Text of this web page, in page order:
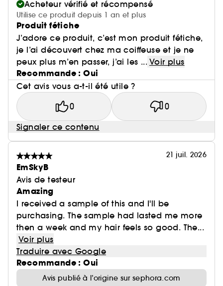
Acheteur vérifié et récompensé
Utilise ce produit depuis 1 an et plus
Produit fétiche
J’adore ce produit, c’est mon produit fétiche,
je l’ai découvert chez ma coiffeuse et je ne
peux plus m’en passer, j’ai les ... Voir plus
Recommande : Oui
Cet avis vous a-t-il été utile ?
0 0
Signaler ce contenu
21 juil. 2026
EmSkyB
Avis de testeur
Amazing
I received a sample of this and I'll be
purchasing. The sample had lasted me more
then a week and my hair feels so good. The...
Voir plus
Traduire avec Google
Recommande : Oui
Avis publié à l’origine sur sephora.com